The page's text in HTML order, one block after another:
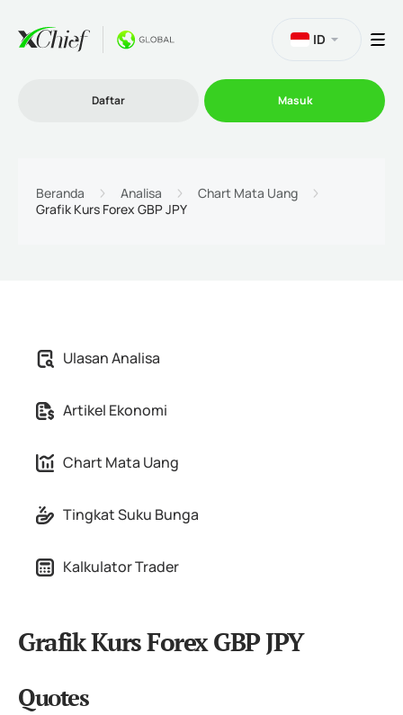
Program Afiliasi
ID
Daftar Masuk
Beranda Analisa
Chart Mata Uang
Grafik Kurs Forex GBP JPY
Ulasan Analisa
Artikel Ekonomi
Chart Mata Uang
Tingkat Suku Bunga
Kalkulator Trader
Grafik Kurs Forex GBP JPY
Quotes